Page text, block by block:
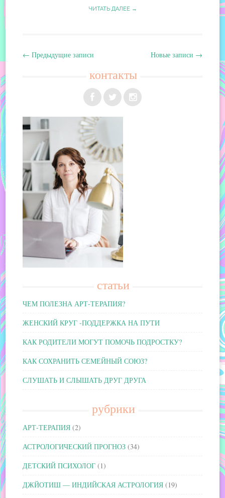
ЧИТАТЬ ДАЛЕЕ →
Навигация
← Предыдущие записи Новые записи →
контакты
статьи
ЧЕМ ПОЛЕЗНА АРТ-ТЕРАПИЯ?
ЖЕНСКИЙ КРУГ -ПОДДЕРЖКА НА ПУТИ
КАК РОДИТЕЛИ МОГУТ ПОМОЧЬ ПОДРОСТКУ?
КАК СОХРАНИТЬ СЕМЕЙНЫЙ СОЮЗ?
СЛУШАТЬ И СЛЫШАТЬ ДРУГ ДРУГА
рубрики
АРТ-ТЕРАПИЯ (2)
АСТРОЛОГИЧЕСКИЙ ПРОГНОЗ (34)
ДЕТСКИЙ ПСИХОЛОГ (1)
ДЖЙОТИШ — ИНДИЙСКАЯ АСТРОЛОГИЯ (19)